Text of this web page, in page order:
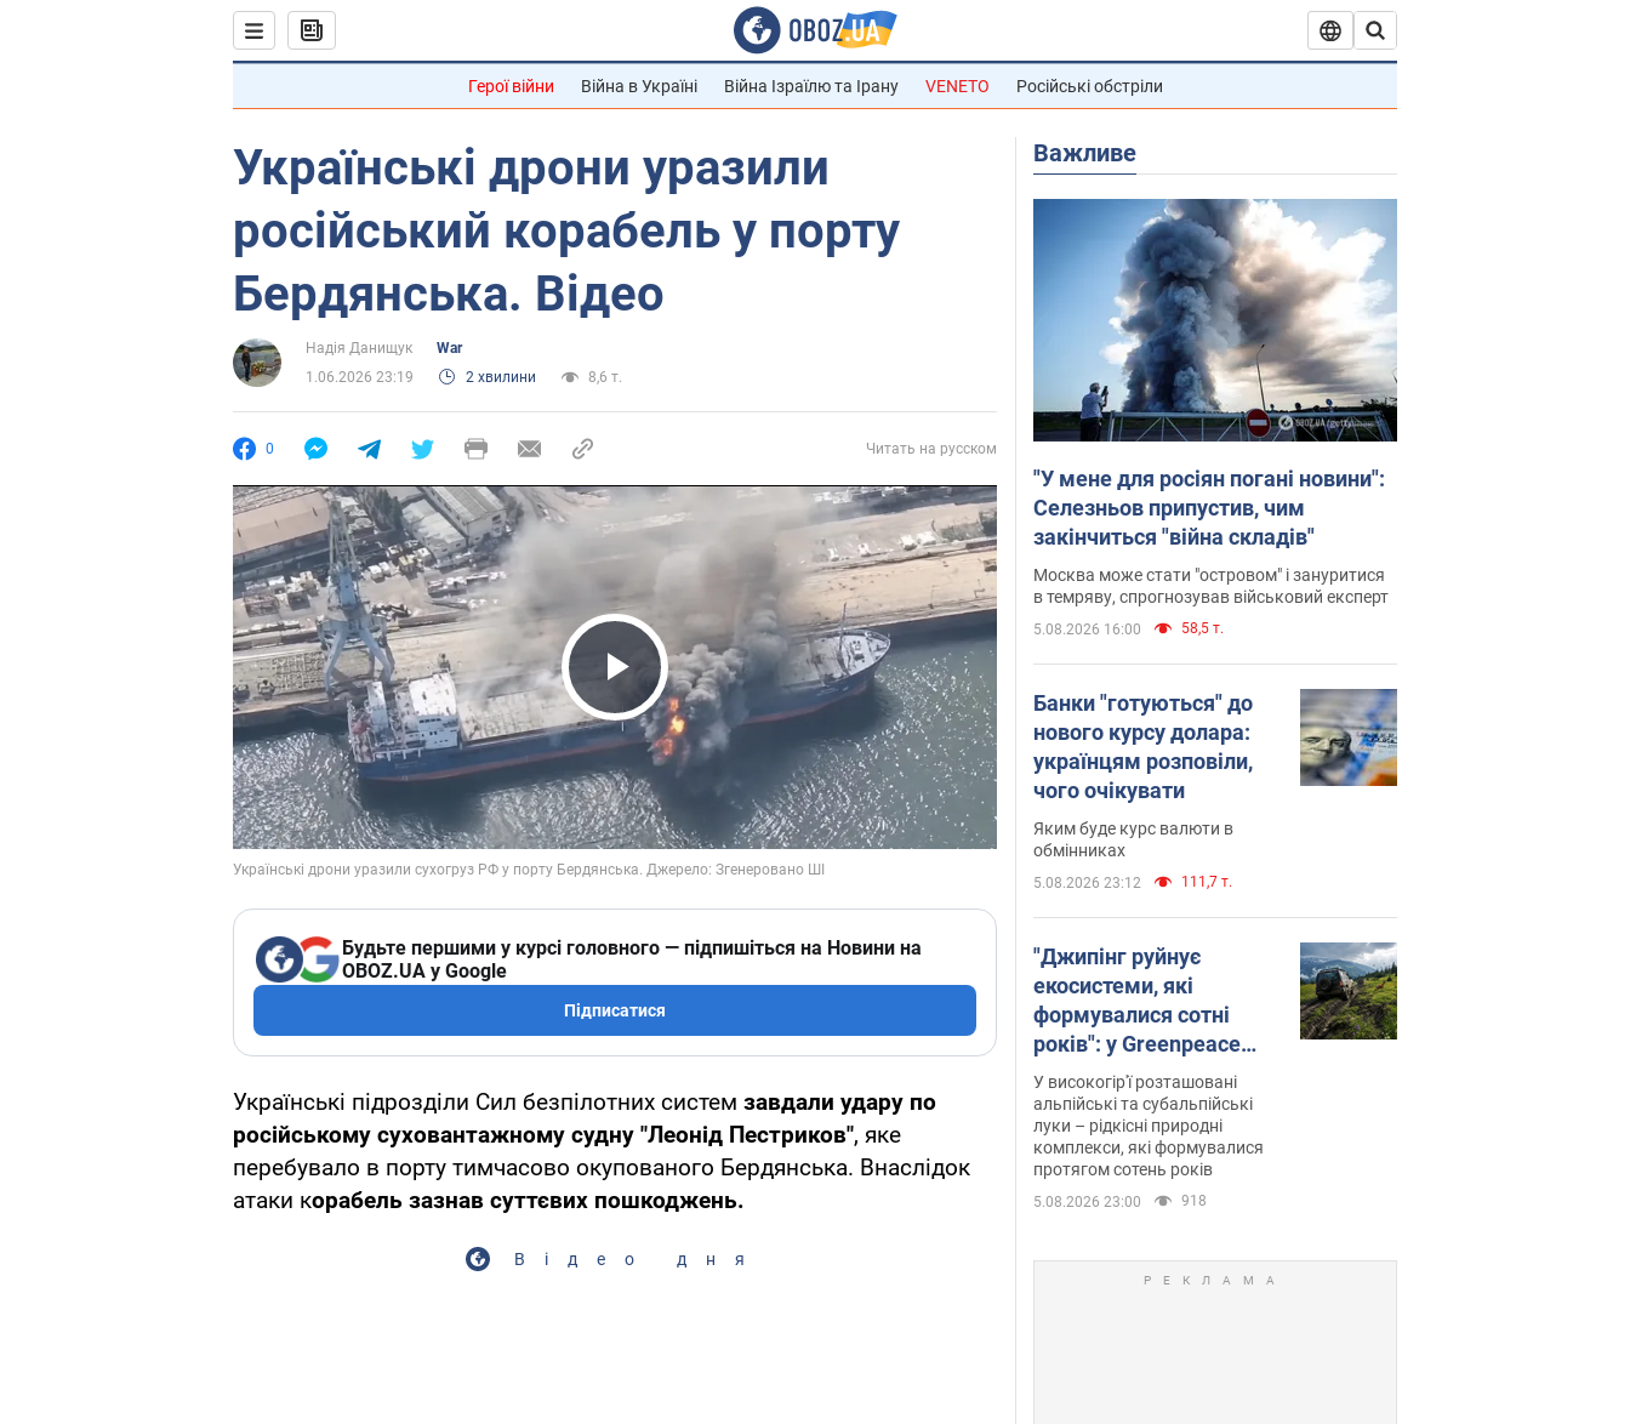
Герої війни Війна в Україні Війна Ізраїлю та Ірану VENETO Російські обстріли
Українські дрони уразили
російський корабель у порту
Бердянська. Відео
Надія Данищук
War
1.06.2026 23:19
2 хвилини 8,6 т.
0 Читать на русском
Play Video
Будьте першими у курсі головного — підпишіться на Новини на
OBOZ.UA у Google
Підписатися
Українські підрозділи Сил безпілотних систем завдали удару по
російському суховантажному судну "Леонід Пестриков", яке
перебувало в порту тимчасово окупованого Бердянська. Внаслідок
атаки корабель зазнав суттєвих пошкоджень.
Відео дня
Важливе
"У мене для росіян погані новини":
Селезньов припустив, чим
закінчиться "війна складів"
Москва може стати "островом" і зануритися
в темряву, спрогнозував військовий експерт
5.08.2026 16:00 58,5 т.
Банки "готуються" до
нового курсу долара:
українцям розповіли,
чого очікувати
Яким буде курс валюти в
обмінниках
5.08.2026 23:12 111,7 т.
"Джипінг руйнує
екосистеми, які
формувалися сотні
років": у Greenpeace
забили на сполох
У високогір'ї розташовані
альпійські та субальпійські
луки – рідкісні природні
комплекси, які формувалися
протягом сотень років
5.08.2026 23:00 918